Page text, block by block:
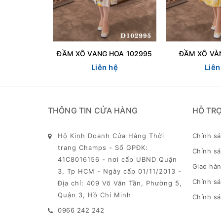
ĐẦM XÔ VANG HOA 102995
Liên hệ
ĐẦM XÔ
THÔNG TIN CỬA HÀNG
Hộ Kinh Doanh Cửa Hàng Thời
trang Champs - Số GPĐK:
41C8016156 - nơi cấp UBND Quận
3, Tp HCM - Ngày cấp 01/11/2013 -
Địa chỉ: 409 Võ Văn Tần, Phường 5,
Quận 3, Hồ Chí Minh
0966 242 242
HỖ
Chính
Chính
Giao
Chính
Chính